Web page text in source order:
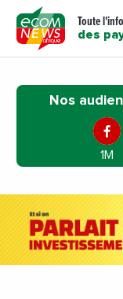
Toute
des
Nos
1M